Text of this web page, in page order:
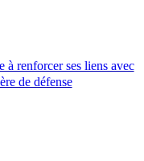
à renforcer ses liens avec
de défense